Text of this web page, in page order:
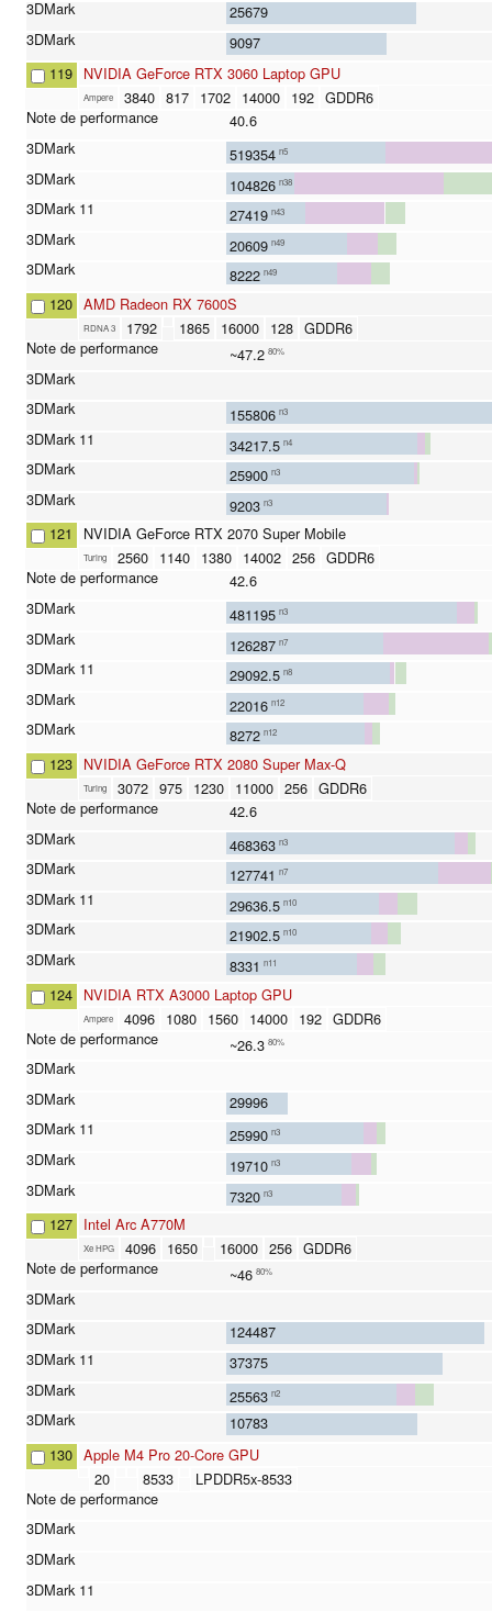
25679
9097
119 NVIDIA GeForce RTX 3060 Laptop GPU
Ampere 3840 817 1702 14000 192 GDDR6
40.6
519354 n5
104826 n38
27419 n43
20609 n49
8222 n49
120 AMD Radeon RX 7600S
RDNA 3 1792 1865 16000 128 GDDR6
~47.2 80%
155806 n3
34217.5 n4
25900 n3
9203 n3
121 NVIDIA GeForce RTX 2070 Super Mobile
Turing 2560 1140 1380 14002 256 GDDR6
42.6
481195 n3
126287 n7
29092.5 n8
22016 n12
8272 n12
123 NVIDIA GeForce RTX 2080 Super Max-Q
Turing 3072 975 1230 11000 256 GDDR6
42.6
468363 n3
127741 n7
29636.5 n10
21902.5 n10
8331 n11
124 NVIDIA RTX A3000 Laptop GPU
Ampere 4096 1080 1560 14000 192 GDDR6
~26.3 80%
29996
25990 n3
19710 n3
7320 n3
127 Intel Arc A770M
Xe HPG 4096 1650 16000 256 GDDR6
~46 80%
124487
37375
25563 n2
10783
130 Apple M4 Pro 20-Core GPU
20
8533 LPDDR5x-8533